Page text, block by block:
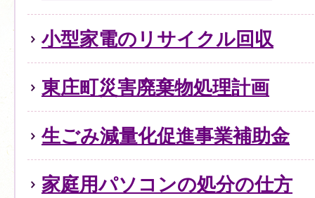
小型家電のリサイクル回収
東庄町災害廃棄物処理計画
生ごみ減量化促進事業補助金
家庭用パソコンの処分の仕方